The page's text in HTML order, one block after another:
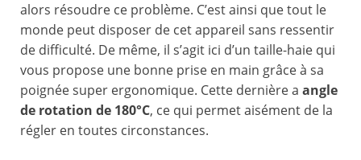
alors résoudre ce problème. C’est ainsi que tout le
monde peut disposer de cet appareil sans ressentir
de difficulté. De même, il s’agit ici d’un taille-haie qui
vous propose une bonne prise en main grâce à sa
poignée super ergonomique. Cette dernière a angle
de rotation de 180°C, ce qui permet aisément de la
régler en toutes circonstances.